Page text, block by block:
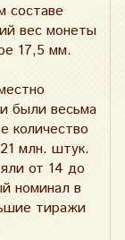
составе
вес монеты
17,5 мм.
были весьма
количество
млн. штук.
от 14 до
номинал в
тиражи